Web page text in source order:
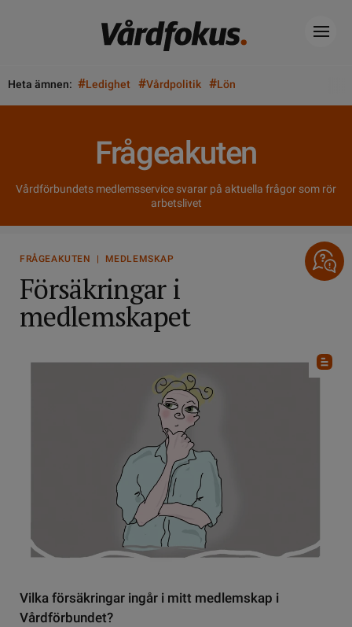
Heta ämnen: #Ledighet #Vårdpolitik #Lön
Frågeakuten
Vårdförbundets medlemsservice svarar på aktuella frågor som rör
arbetslivet
FRÅGEAKUTEN | MEDLEMSKAP
Försäkringar i
medlemskapet
Vilka försäkringar ingår i mitt medlemskap i
Vårdförbundet?